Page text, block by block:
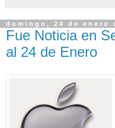
domingo, 24 de enero
Fue Noticia en
al 24 de Enero